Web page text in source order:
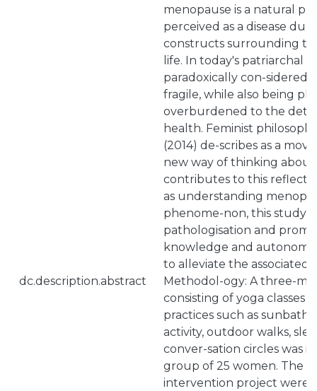
dc.description.abstract
menopause is a natural
perceived as a disease
constructs surrounding
life. In today's patriarchal
paradoxically con-sidered
fragile, while also being
overburdened to the
health. Feminist
(2014) de-scribes as a
new way of thinking
contributes to this
as understanding
phenome-non, this study
pathologisation and
knowledge and
to alleviate the associated
Methodol-ogy: A three-
consisting of yoga classes
practices such as
activity, outdoor walks,
conver-sation circles was
group of 25 women. The
intervention project were